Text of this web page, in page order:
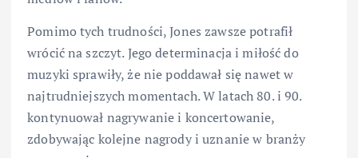
Pomimo tych trudności, Jones zawsze potrafił
wrócić na szczyt. Jego determinacja i miłość do
muzyki sprawiły, że nie poddawał się nawet w
najtrudniejszych momentach. W latach 80. i 90.
kontynuował nagrywanie i koncertowanie,
zdobywając kolejne nagrody i uznanie w branży